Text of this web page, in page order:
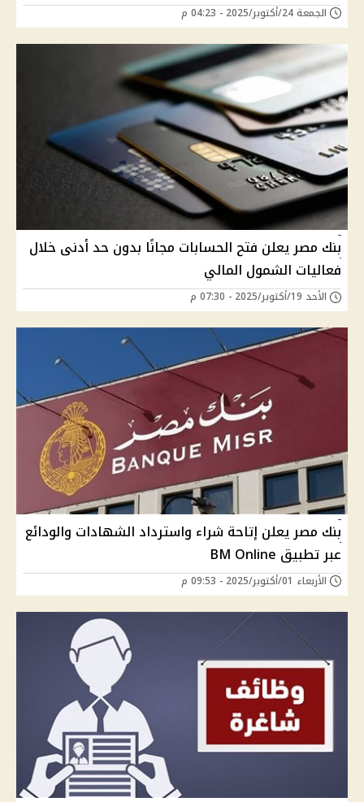
الجمعة 24/أكتوبر/2025 - 04:23 م
بنك مصر يعلن فتح الحسابات مجانًا بدون حد أدنى خلال
فعاليات الشمول المالي
الأحد 19/أكتوبر/2025 - 07:30 م
بنك مصر يعلن إتاحة شراء واسترداد الشهادات والودائع
عبر تطبيق BM Online
الأربعاء 01/أكتوبر/2025 - 09:53 م